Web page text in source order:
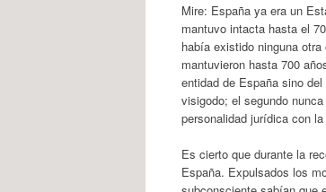
Mire: España ya era un
mantuvo intacta hasta el
había existido ninguna
mantuvieron hasta 700
entidad de España sino
visigodo; el segundo
personalidad jurídica con
Es cierto que durante la
España. Expulsados los